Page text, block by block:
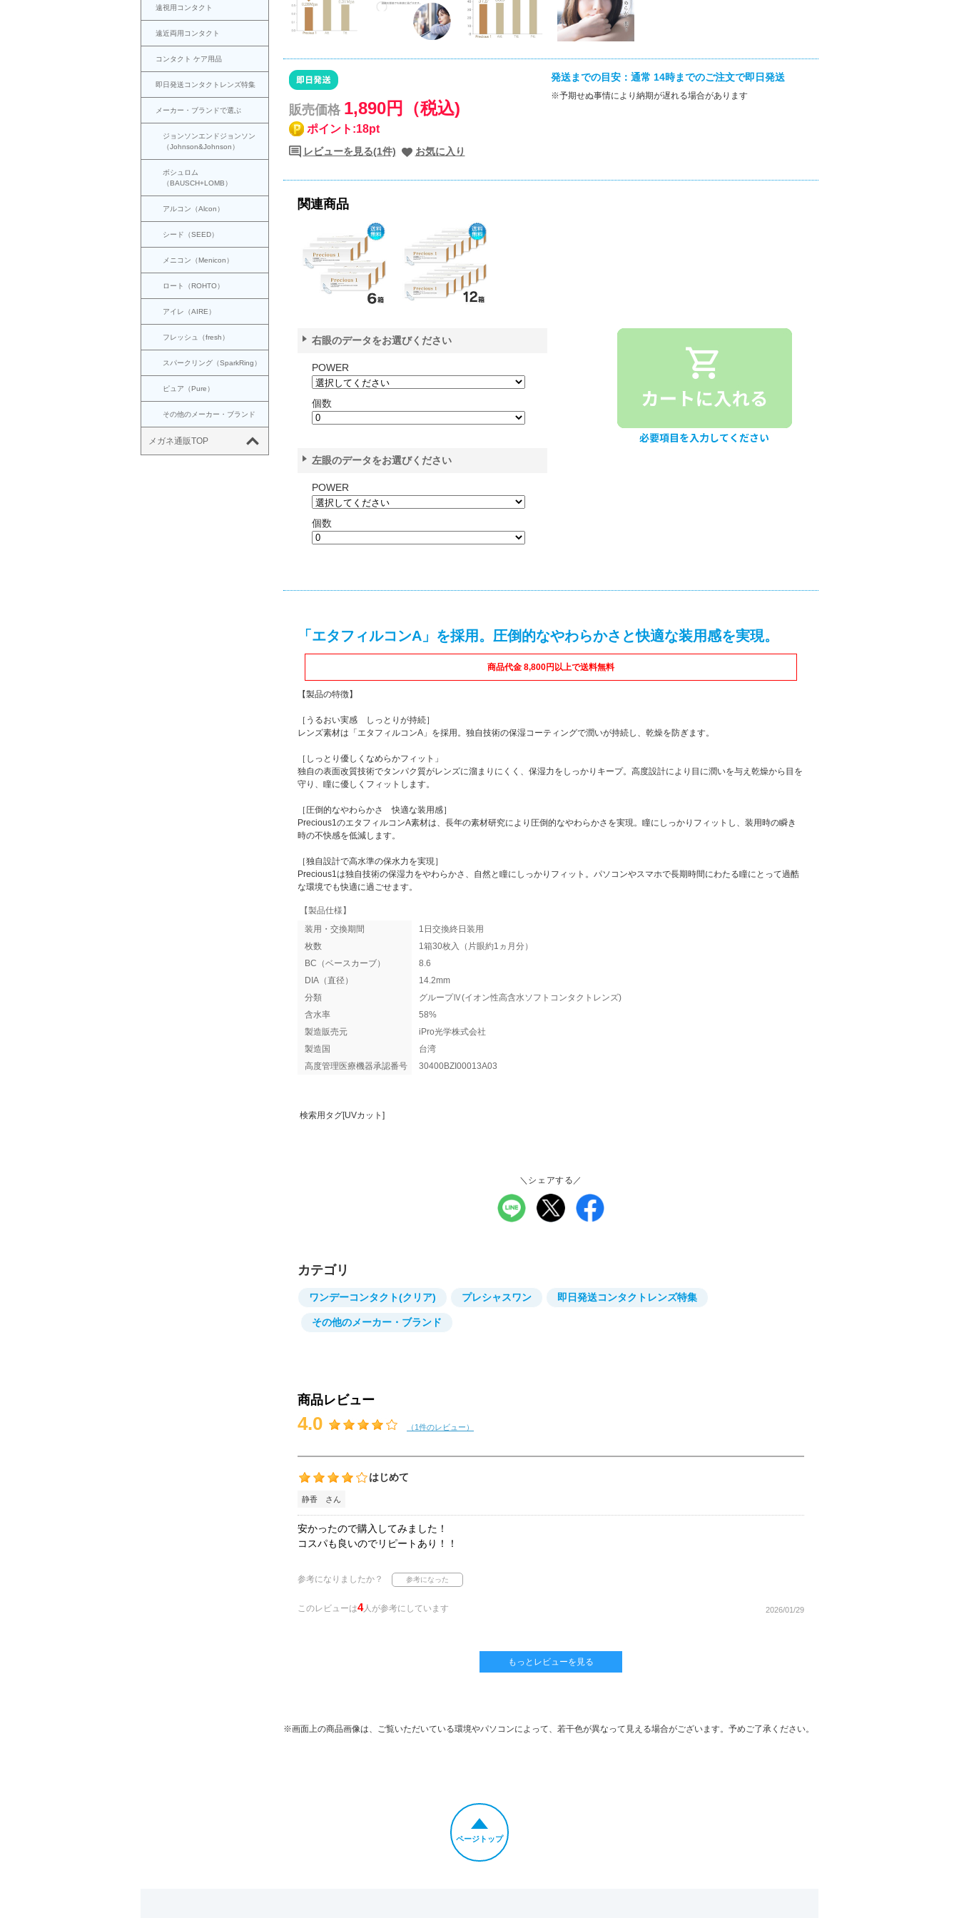
遠視用コンタクト
遠近両用コンタクト
コンタクト ケア用品
即日発送コンタクトレンズ特集
メーカー・ブランドで選ぶ
ジョンソンエンドジョンソン
（Johnson&Johnson）
ボシュロム
（BAUSCH+LOMB）
アルコン（Alcon）
シード（SEED）
メニコン（Menicon）
ロート（ROHTO）
アイレ（AIRE）
フレッシュ（fresh）
スパークリング（SparkRing）
ピュア（Pure）
その他のメーカー・ブランド
メガネ通販TOP
販売価格 1,890円（税込)
ポイント:18pt
レビューを見る(1件) お気に入り
発送までの目安：通常 14時までのご注文で即日発送
※予期せぬ事情により納期が遅れる場合があります
関連商品
右眼のデータをお選びください
POWER
個数
左眼のデータをお選びください
POWER
個数
「エタフィルコンA」を採用。圧倒的なやわらかさと快適な装用感を実現。
商品代金 8,800円以上で送料無料
【製品の特徴】
［うるおい実感 しっとりが持続］
レンズ素材は「エタフィルコンA」を採用。独自技術の保湿コーティングで潤いが持続し、乾燥を防ぎます。
［しっとり優しくなめらかフィット」
独自の表面改質技術でタンパク質がレンズに溜まりにくく、保湿力をしっかりキープ。高度設計により目に潤いを与え乾燥から目を
守り、瞳に優しくフィットします。
［圧倒的なやわらかさ 快適な装用感］
Precious1のエタフィルコンA素材は、長年の素材研究により圧倒的なやわらかさを実現。瞳にしっかりフィットし、装用時の瞬き
時の不快感を低減します。
［独自設計で高水準の保水力を実現］
Precious1は独自技術の保湿力をやわらかさ、自然と瞳にしっかりフィット。パソコンやスマホで長期時間にわたる瞳にとって過酷
な環境でも快適に過ごせます。
【製品仕様】
装用・交換期間
1日交換終日装用
枚数
1箱30枚入（片眼約1ヵ月分）
BC（ベースカーブ）
8.6
DIA（直径）
14.2mm
分類
グループⅣ(イオン性高含水ソフトコンタクトレンズ)
含水率
58%
製造販売元
iPro光学株式会社
製造国
台湾
高度管理医療機器承認番号
30400BZI00013A03
検索用タグ[UVカット]
＼シェアする／
カテゴリ
ワンデーコンタクト(クリア) プレシャスワン 即日発送コンタクトレンズ特集
その他のメーカー・ブランド
商品レビュー
4.0 （1件のレビュー）
はじめて
静香 さん
安かったので購入してみました！
コスパも良いのでリピートあり！！
参考になりましたか？
このレビューは4人が参考にしています 2026/01/29
もっとレビューを見る
※画面上の商品画像は、ご覧いただいている環境やパソコンによって、若干色が異なって見える場合がございます。予めご了承ください。
ページトップ